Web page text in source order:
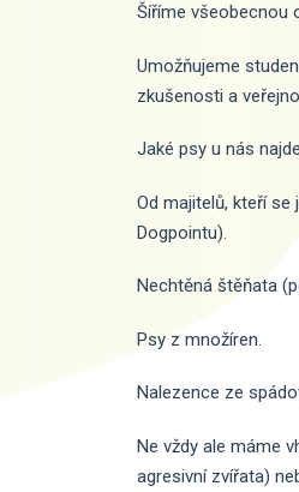
Šíříme všeobecnou
Umožňujeme
zkušenosti a
Jaké psy u nás
Od majitelů, kteří
Dogpointu).
Nechtěná štěňata
Psy z množíren.
Nalezence ze
Ne vždy ale máme
agresivní zvířata)